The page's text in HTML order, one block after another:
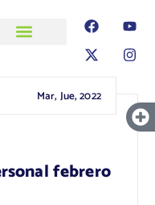
Mar, Jue, 2022
febrero